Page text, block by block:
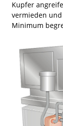
Kupfer
vermieden
Minimum